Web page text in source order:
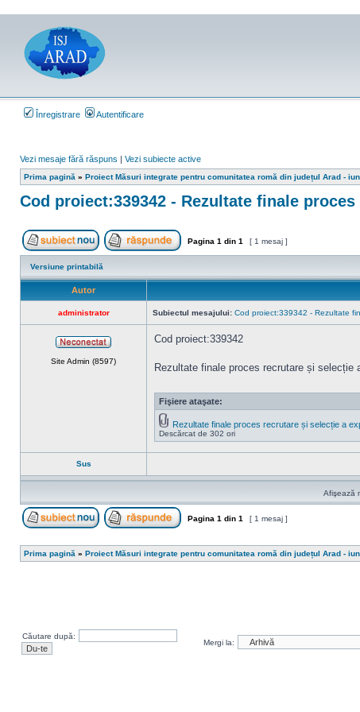
Înregistrare Autentificare
Vezi mesaje fără răspuns | Vezi subiecte active
Prima pagină » Proiect Măsuri integrate pentru comunitatea romă din județul Arad -
Cod proiect:339342 - Rezultate finale
Scrie un subiect nou Răspunde la subiect
Pagina 1 din 1 [ 1 mesaj ]
Versiune printabilă
Autor
administrator Subiectul mesajului: Cod proiect:339342 - Rezultate
Site Admin (8597)
Cod proiect:339342
Rezultate finale proces recrutare și selecție
Fişiere ataşate:
Rezultate finale proces recrutare și selecție a
Descărcat de 302 ori
Sus
Afişează
Pagina 1 din 1 [ 1 mesaj ]
Prima pagină » Proiect Măsuri integrate pentru comunitatea romă din județul Arad -
Căutare după:
Mergi la: